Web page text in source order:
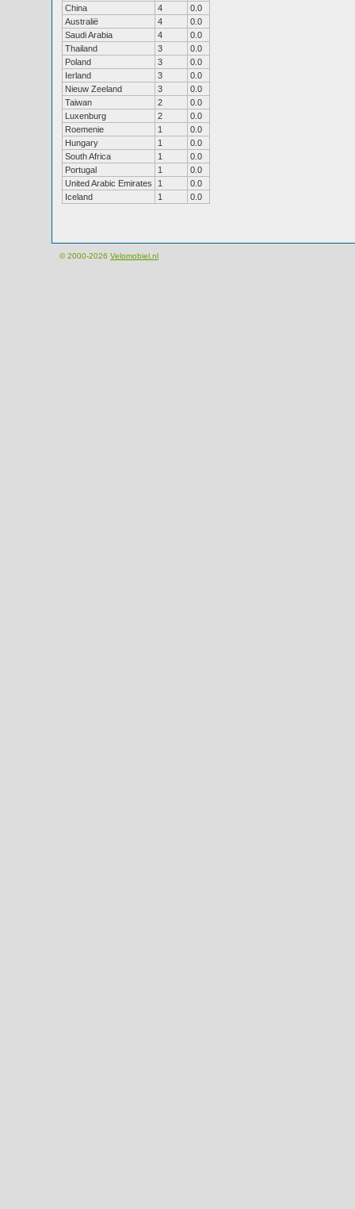
China
4
0.0
Australië
4
0.0
Saudi Arabia
4
0.0
Thailand
3
0.0
Poland
3
0.0
Ierland
3
0.0
Nieuw Zeeland
3
0.0
Taiwan
2
0.0
Luxenburg
2
0.0
Roemenie
1
0.0
Hungary
1
0.0
South Africa
1
0.0
Portugal
1
0.0
United Arabic Emirates
1
0.0
Iceland
1 0.0
© 2000-2026 Velomobiel.nl